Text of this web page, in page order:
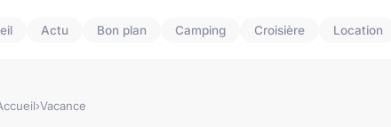
Actu Bon plan Camping Croisière Location
›Vacance